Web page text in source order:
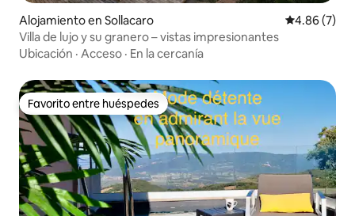
Alojamiento en Sollacaro Calificación
4.86 (7)
Villa de lujo y su granero – vistas impresionantes
Ubicación · Acceso · En la cercanía
Favorito entre huéspedes
Favorito entre huéspedes